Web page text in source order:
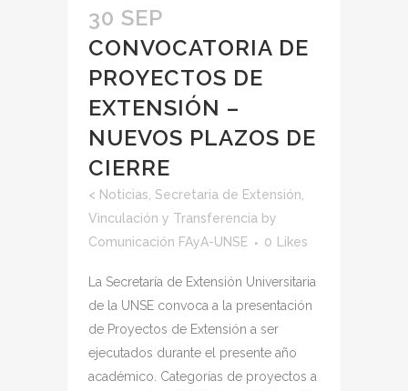
30 SEP
CONVOCATORIA DE
PROYECTOS DE
EXTENSIÓN –
NUEVOS PLAZOS DE
CIERRE
< Noticias Secretaria de Extensión,
Vinculación y Transferencia by
Comunicación FAyA-UNSE
0 Likes
La Secretaría de Extensión Universitaria
de la UNSE convoca a la presentación
de Proyectos de Extensión a ser
ejecutados durante el presente año
académico. Categorías de proyectos a